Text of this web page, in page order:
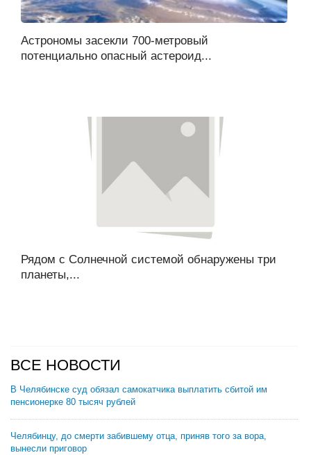
Астрономы засекли 700-метровый
потенциально опасный астероид...
Рядом с Солнечной системой обнаружены три
планеты,...
ВСЕ НОВОСТИ
В Челябинске суд обязал самокатчика выплатить сбитой им
пенсионерке 80 тысяч рублей
Челябинцу, до смерти забившему отца, приняв того за вора,
вынесли приговор